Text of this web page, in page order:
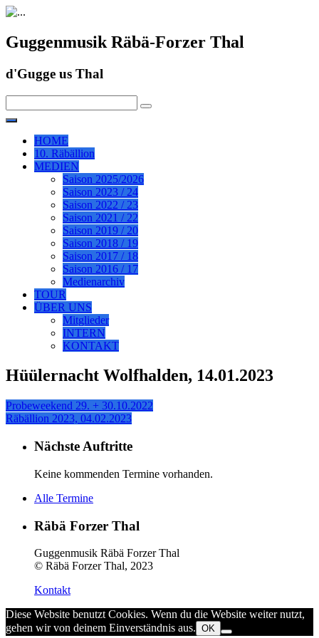
Guggenmusik Räbä-Forzer Thal
d'Gugge us Thal
HOME
10. Räbällion
MEDIEN
Saison 2025/2026
Saison 2023 / 24
Saison 2022 / 23
Saison 2021 / 22
Saison 2019 / 20
Saison 2018 / 19
Saison 2017 / 18
Saison 2016 / 17
Medienarchiv
TOUR
ÜBER UNS
Mitglieder
INTERN
KONTAKT
Hüülernacht Wolfhalden, 14.01.2023
Probeweekend 29. + 30.10.2022
Räbällion 2023, 04.02.2023
Nächste Auftritte
Keine kommenden Termine vorhanden.
Alle Termine
Räbä Forzer Thal
Guggenmusik Räbä Forzer Thal
© Räbä Forzer Thal, 2023
Kontakt
Diese Website benutzt Cookies. Wenn du die Website weiter nutzt,
gehen wir von deinem Einverständnis aus. OK